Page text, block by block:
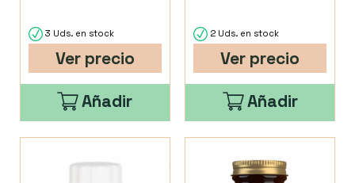
3 Uds. en stock
Ver precio
Añadir
2 Uds. en stock
Ver precio
Añadir